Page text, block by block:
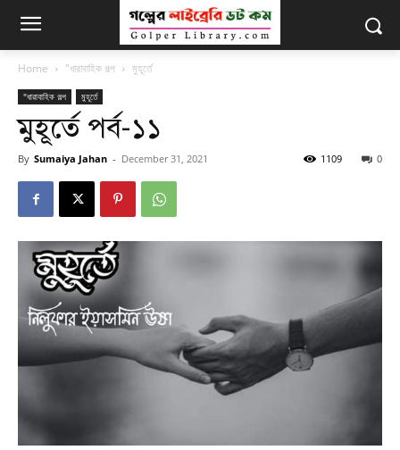
Home "ধারাবাহিক গল্প মুহূর্তে
"ধারাবাহিক গল্প মুহূর্তে
মুহূর্তে পর্ব-১১
By Sumaiya Jahan - December 31, 2021 0
1109